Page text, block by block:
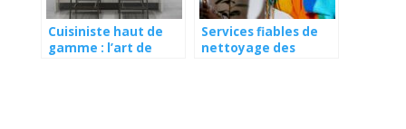
Cuisiniste haut de
gamme : l’art de
Services fiables de
nettoyage des